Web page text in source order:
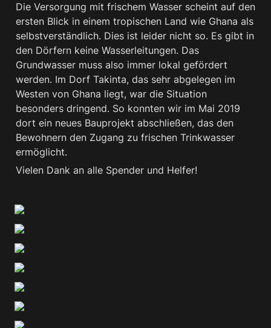
Die Versorgung mit frischem Wasser scheint auf den
ersten Blick in einem tropischen Land wie Ghana als
selbstverständlich. Dies ist leider nicht so. Es gibt in
den Dörfern keine Wasserleitungen. Das
Grundwasser muss also immer lokal gefördert
werden. Im Dorf Takinta, das sehr abgelegen im
Westen von Ghana liegt, war die Situation
besonders dringend. So konnten wir im Mai 2019
dort ein neues Bauprojekt abschließen, das den
Bewohnern den Zugang zu frischen Trinkwasser
ermöglicht.
Vielen Dank an alle Spender und Helfer!